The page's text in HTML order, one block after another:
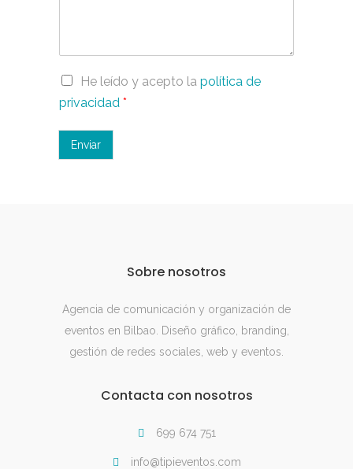
He leído y acepto la política de
privacidad *
Enviar
Sobre nosotros
Agencia de comunicación y organización de
eventos en Bilbao. Diseño gráfico, branding,
gestión de redes sociales, web y eventos.
Contacta con nosotros
699 674 751
info@tipieventos.com